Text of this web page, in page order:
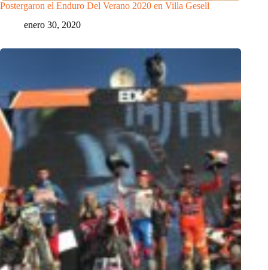
Postergaron el Enduro Del Verano 2020 en Villa Gesell
enero 30, 2020